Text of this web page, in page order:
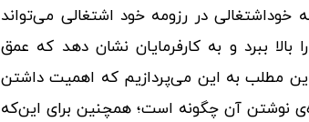
خوداشتغالی در رزومه خود اشتغالی می‌تواند
ببرد و به کارفرمایان نشان دهد که عمق
مطلب به این می‌پردازیم که اهمیت داشتن
نوشتن آن چگونه است؛ همچنین برای این‌که